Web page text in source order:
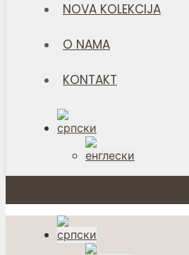
NOVA KOLEKCIJA
O NAMA
KONTAKT